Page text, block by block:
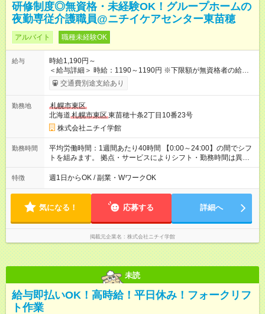
研修制度◎無資格・未経験OK！グループホームの
夜勤専従介護職員@ニチイケアセンター東苗穂
アルバイト 職種未経験OK
給与
時給1,190円～
＜給与詳細＞ 時給：1190～1190円 ※下限額が無資格者の給与
です。 【試用期間】試用期間あり 試用期間の長さ：3ヶ月 雇用
形態、給与は本採用時と同じです。
交通費別途支給あり
勤務地
札幌市東区
北海道 札幌市東区東苗穂十条2丁目10番23号
株式会社ニチイ学館
勤務時間
平均労働時間：1週間あたり40時間 【0:00～24:00】の間でシフ
トを組みます。 拠点・サービスによりシフト・勤務時間は異な
ります。 ＜シフト例＞ 早番：7:30～16:30 日勤：9:00～18:00
遅番：10:30～19:30 夜勤：16:30～翌9:30 ※上記は一例です。
たり40時間 【0:00～24:00】の間でシフトを組みます。 拠点・
サービスによりシフト・勤務時間は異なります。 ＜シフト例＞
早番：7:30～16:30 日勤：9:00～18:00 遅番：10:30～19:30 夜
勤：16:30～翌9:30 ※上記は一例です。 ※勤務日数や時間帯はご
相談ください。
特徴 週1日からOK / 副業・WワークOK
気になる！ 応募する 詳細へ
掲載元企業名 株式会社ニチイ学館
未読
給与即払いOK！高時給！平日休み！フォークリフ
ト作業